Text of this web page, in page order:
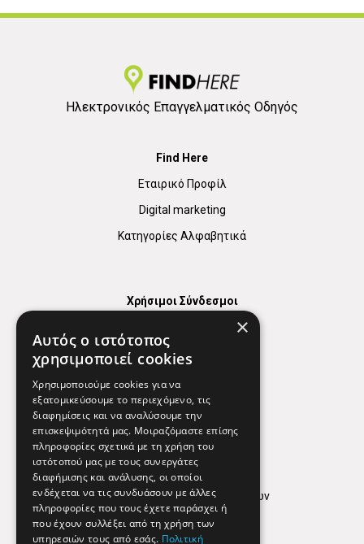
Ηλεκτρονικός Επαγγελματικός Οδηγός
Find Here
Εταιρικό Προφίλ
Digital marketing
Κατηγορίες Αλφαβητικά
Χρήσιμοι Σύνδεσμοι
Χρήσιμα Τηλέφωνα
Εφημερεύοντα Φαρμακεία
Απόρρητο
Όροι Χρήσης
Πολιτική προστασίας δεδομένων
Findhere
×
Αυτός ο ιστότοπος
χρησιμοποιεί cookies
Χρησιμοποιούμε cookies για να
εξατομικεύσουμε το περιεχόμενο, τις
διαφημίσεις και να αναλύσουμε την
επισκεψιμότητά μας. Μοιραζόμαστε επίσης
πληροφορίες σχετικά με τη χρήση του
ιστότοπού μας με τους συνεργάτες
διαφήμισης και ανάλυσης, οι οποίοι
ενδέχεται να τις συνδυάσουν με άλλες
πληροφορίες που τους έχετε παράσχει ή
που έχουν συλλέξει από τη χρήση των
υπηρεσιών τους από εσάς. Πολιτική